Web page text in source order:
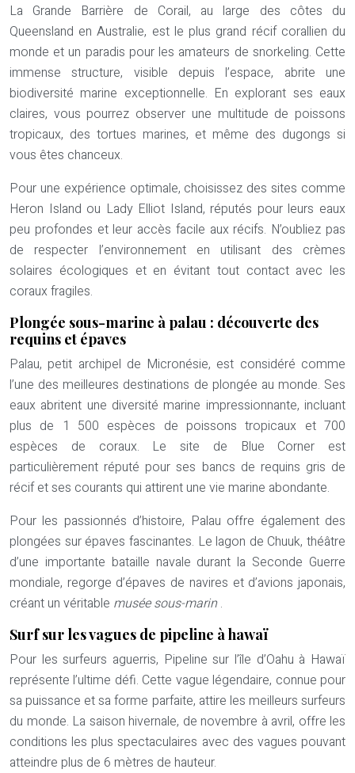
La Grande Barrière de Corail, au large des côtes du
Queensland en Australie, est le plus grand récif corallien du
monde et un paradis pour les amateurs de snorkeling. Cette
immense structure, visible depuis l’espace, abrite une
biodiversité marine exceptionnelle. En explorant ses eaux
claires, vous pourrez observer une multitude de poissons
tropicaux, des tortues marines, et même des dugongs si
vous êtes chanceux.
Pour une expérience optimale, choisissez des sites comme
Heron Island ou Lady Elliot Island, réputés pour leurs eaux
peu profondes et leur accès facile aux récifs. N’oubliez pas
de respecter l’environnement en utilisant des crèmes
solaires écologiques et en évitant tout contact avec les
coraux fragiles.
Plongée sous-marine à palau : découverte des
requins et épaves
Palau, petit archipel de Micronésie, est considéré comme
l’une des meilleures destinations de plongée au monde. Ses
eaux abritent une diversité marine impressionnante, incluant
plus de 1 500 espèces de poissons tropicaux et 700
espèces de coraux. Le site de Blue Corner est
particulièrement réputé pour ses bancs de requins gris de
récif et ses courants qui attirent une vie marine abondante.
Pour les passionnés d’histoire, Palau offre également des
plongées sur épaves fascinantes. Le lagon de Chuuk, théâtre
d’une importante bataille navale durant la Seconde Guerre
mondiale, regorge d’épaves de navires et d’avions japonais,
créant un véritable musée sous-marin.
Surf sur les vagues de pipeline à hawaï
Pour les surfeurs aguerris, Pipeline sur l’île d’Oahu à Hawaï
représente l’ultime défi. Cette vague légendaire, connue pour
sa puissance et sa forme parfaite, attire les meilleurs surfeurs
du monde. La saison hivernale, de novembre à avril, offre les
conditions les plus spectaculaires avec des vagues pouvant
atteindre plus de 6 mètres de hauteur.